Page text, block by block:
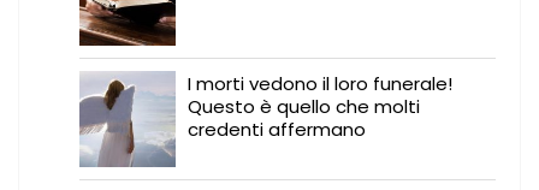
I morti vedono il loro funerale!
Questo è quello che molti
credenti affermano